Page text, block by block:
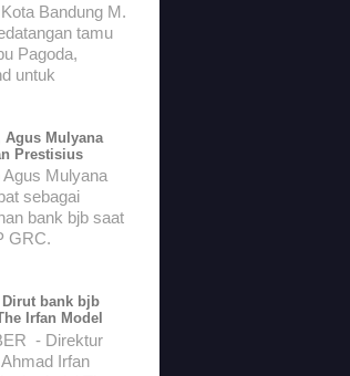
Bandung M.
tamu
Pagoda,
untuk
Mulyana
Prestisius
Mulyana
sebagai
bank bjb saat
GRC.
Dirut bank bjb
Irfan Model
- Direktur
Irfan